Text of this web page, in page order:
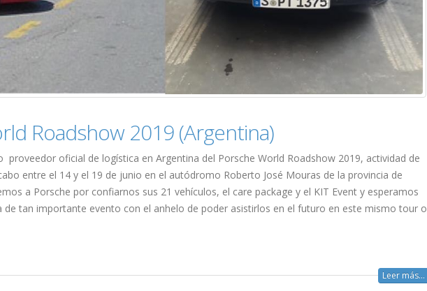
Roadshow 2019 (Argentina)
proveedor oficial de logística en Argentina del Porsche World Roadshow 2019, actividad de
entre el 14 y el 19 de junio en el autódromo Roberto José Mouras de la provincia de
a Porsche por confiarnos sus 21 vehículos, el care package y el KIT Event y esperamos
de tan importante evento con el anhelo de poder asistirlos en el futuro en este mismo tour o
Leer más...